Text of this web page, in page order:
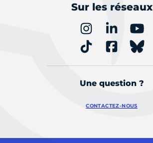
Sur les réseaux
Une question ?
CONTACTEZ-NOUS